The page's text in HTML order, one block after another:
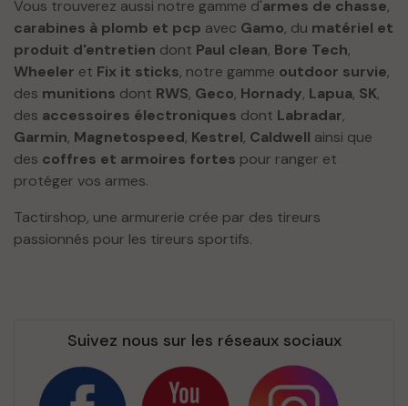
Vous trouverez aussi notre gamme d'armes de chasse,
carabines à plomb et pcp avec Gamo, du matériel et
produit d'entretien dont Paul clean, Bore Tech,
Wheeler et Fix it sticks, notre gamme outdoor survie,
des munitions dont RWS, Geco, Hornady, Lapua, SK,
des accessoires électroniques dont Labradar,
Garmin, Magnetospeed, Kestrel, Caldwell ainsi que
des coffres et armoires fortes pour ranger et
protéger vos armes.
Tactirshop, une armurerie crée par des tireurs
passionnés pour les tireurs sportifs.
Suivez nous sur les réseaux sociaux